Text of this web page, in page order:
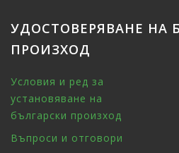
УДОСТОВЕРЯВАНЕ НА
ПРОИЗХОД
Условия и ред за
установяване на
български произход
Въпроси и отговори